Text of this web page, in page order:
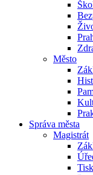
Město
Správa města
Magistrát